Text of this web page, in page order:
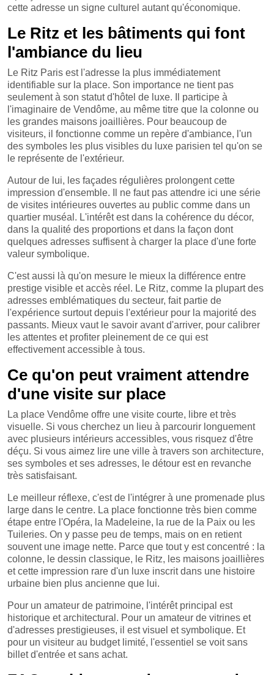
cette adresse un signe culturel autant qu'économique.
Le Ritz et les bâtiments qui font
l'ambiance du lieu
Le Ritz Paris est l'adresse la plus immédiatement
identifiable sur la place. Son importance ne tient pas
seulement à son statut d'hôtel de luxe. Il participe à
l'imaginaire de Vendôme, au même titre que la colonne ou
les grandes maisons joaillières. Pour beaucoup de
visiteurs, il fonctionne comme un repère d'ambiance, l'un
des symboles les plus visibles du luxe parisien tel qu'on se
le représente de l'extérieur.
Autour de lui, les façades régulières prolongent cette
impression d'ensemble. Il ne faut pas attendre ici une série
de visites intérieures ouvertes au public comme dans un
quartier muséal. L'intérêt est dans la cohérence du décor,
dans la qualité des proportions et dans la façon dont
quelques adresses suffisent à charger la place d'une forte
valeur symbolique.
C'est aussi là qu'on mesure le mieux la différence entre
prestige visible et accès réel. Le Ritz, comme la plupart des
adresses emblématiques du secteur, fait partie de
l'expérience surtout depuis l'extérieur pour la majorité des
passants. Mieux vaut le savoir avant d'arriver, pour calibrer
les attentes et profiter pleinement de ce qui est
effectivement accessible à tous.
Ce qu'on peut vraiment attendre
d'une visite sur place
La place Vendôme offre une visite courte, libre et très
visuelle. Si vous cherchez un lieu à parcourir longuement
avec plusieurs intérieurs accessibles, vous risquez d'être
déçu. Si vous aimez lire une ville à travers son architecture,
ses symboles et ses adresses, le détour est en revanche
très satisfaisant.
Le meilleur réflexe, c'est de l'intégrer à une promenade plus
large dans le centre. La place fonctionne très bien comme
étape entre l'Opéra, la Madeleine, la rue de la Paix ou les
Tuileries. On y passe peu de temps, mais on en retient
souvent une image nette. Parce que tout y est concentré : la
colonne, le dessin classique, le Ritz, les maisons joaillières
et cette impression rare d'un luxe inscrit dans une histoire
urbaine bien plus ancienne que lui.
Pour un amateur de patrimoine, l'intérêt principal est
historique et architectural. Pour un amateur de vitrines et
d'adresses prestigieuses, il est visuel et symbolique. Et
pour un visiteur au budget limité, l'essentiel se voit sans
billet d'entrée et sans achat.